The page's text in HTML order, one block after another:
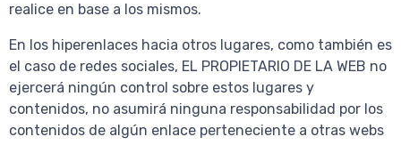
realice en base a los mismos.
En los hiperenlaces hacia otros lugares, como también es
el caso de redes sociales, EL PROPIETARIO DE LA WEB no
ejercerá ningún control sobre estos lugares y
contenidos, no asumirá ninguna responsabilidad por los
contenidos de algún enlace perteneciente a otras webs